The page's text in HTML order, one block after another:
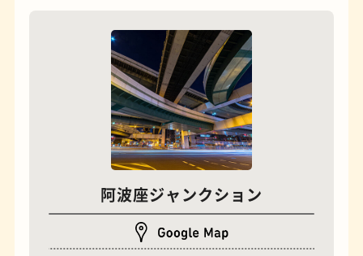
フィギュアショップ
阿波座ジャンクション